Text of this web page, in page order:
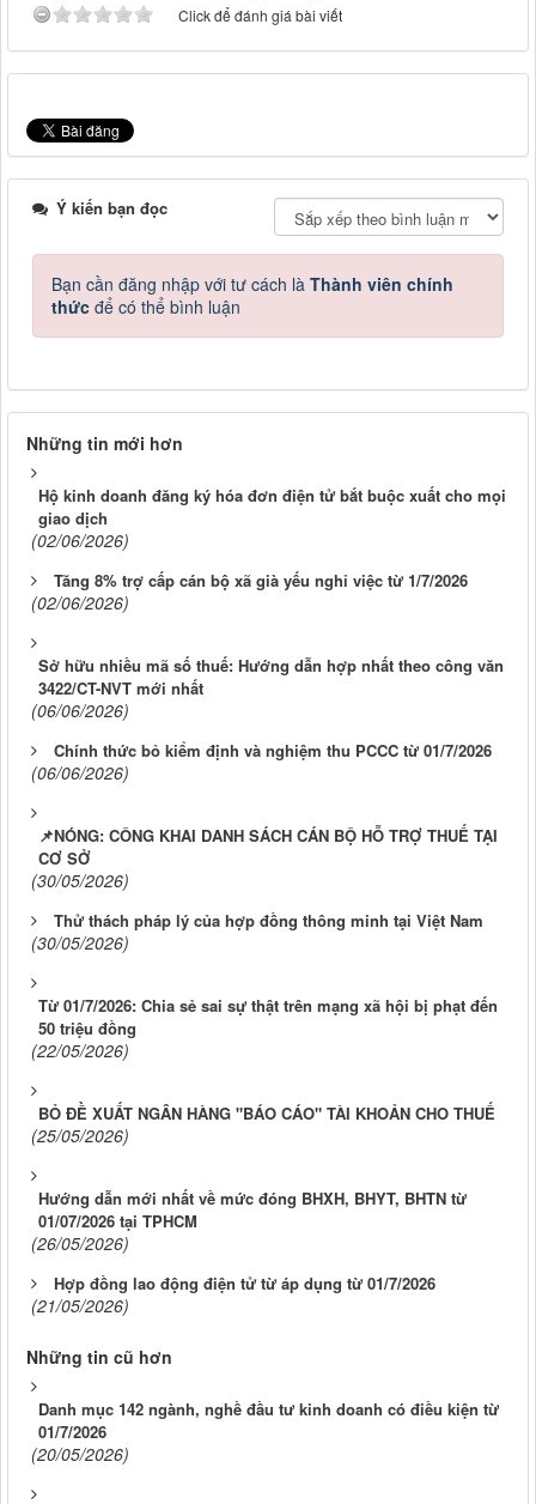
Click để đánh giá bài viết
Ý kiến bạn đọc
Bạn cần đăng nhập với tư cách là Thành viên chính
thức để có thể bình luận
Những tin mới hơn
Hộ kinh doanh đăng ký hóa đơn điện tử bắt buộc xuất cho mọi
giao dịch
(02/06/2026)
Tăng 8% trợ cấp cán bộ xã già yếu nghỉ việc từ 1/7/2026
(02/06/2026)
Sở hữu nhiều mã số thuế: Hướng dẫn hợp nhất theo công văn
3422/CT-NVT mới nhất
(06/06/2026)
Chính thức bỏ kiểm định và nghiệm thu PCCC từ 01/7/2026
(06/06/2026)
📌NÓNG: CÔNG KHAI DANH SÁCH CÁN BỘ HỖ TRỢ THUẾ TẠI
CƠ SỞ
(30/05/2026)
Thử thách pháp lý của hợp đồng thông minh tại Việt Nam
(30/05/2026)
Từ 01/7/2026: Chia sẻ sai sự thật trên mạng xã hội bị phạt đến
50 triệu đồng
(22/05/2026)
BỎ ĐỀ XUẤT NGÂN HÀNG "BÁO CÁO" TÀI KHOẢN CHO THUẾ
(25/05/2026)
Hướng dẫn mới nhất về mức đóng BHXH, BHYT, BHTN từ
01/07/2026 tại TPHCM
(26/05/2026)
Hợp đồng lao động điện tử từ áp dụng từ 01/7/2026
(21/05/2026)
Những tin cũ hơn
Danh mục 142 ngành, nghề đầu tư kinh doanh có điều kiện từ
01/7/2026
(20/05/2026)